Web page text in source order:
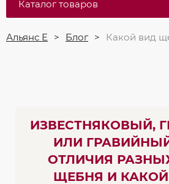
Каталог товаров
Альянс Е Блог Какой вид
ИЗВЕСТНЯКОВЫЙ,
ИЛИ
ОТЛИЧИЯ
ЩЕБНЯ И